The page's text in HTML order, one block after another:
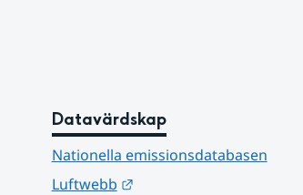
Datavärdskap
Nationella emissionsdatabasen
Luftwebb
Länk till annan webbplats.